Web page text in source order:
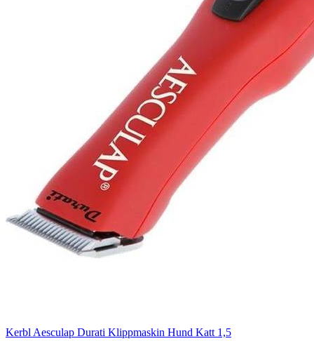
Kerbl Aesculap Durati Klippmaskin Hund Katt 1,5